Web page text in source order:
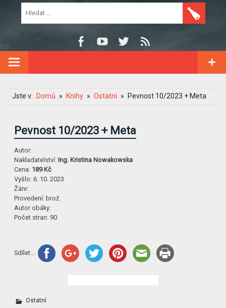
Jste v: Domů Knihy Ostatní Pevnost 10/2023 + Meta
Pevnost 10/2023 + Meta
Autor:
Nakladatelství:Ing. Kristina Nowakowska
Cena: 189 Kč
Vyšlo:6. 10. 2023
Žánr:
Provedení:brož.
Autor obáky:
Počet stran: 90
Sdílet...
Ostatní